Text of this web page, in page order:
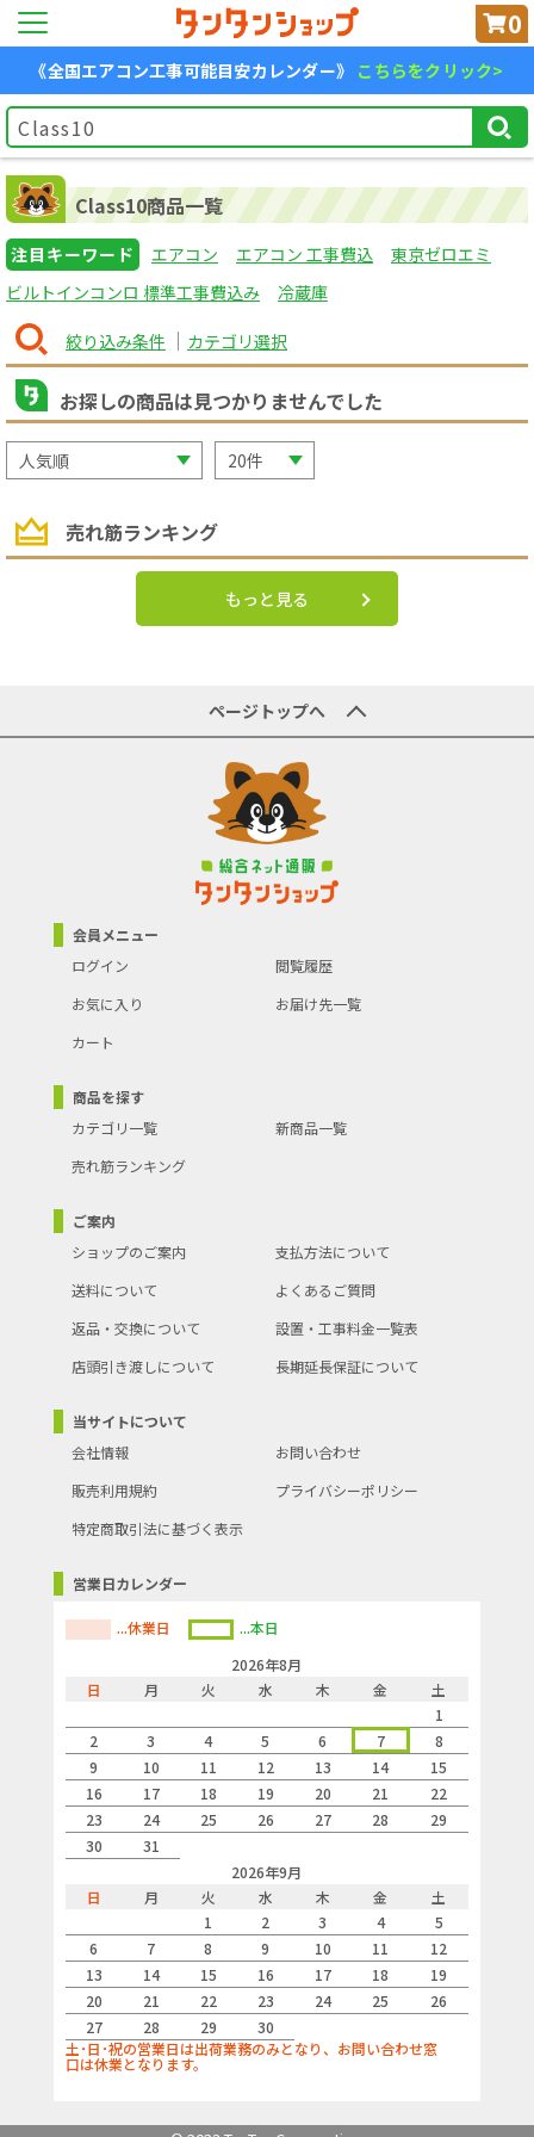
0
《全国エアコン工事可能目安カレンダー》 こちらをクリック>
Class10商品一覧
注目キーワード エアコン エアコン 工事費込
東京ゼロエミ
ビルトインコンロ 標準工事費込み
冷蔵庫
絞り込み条件 カテゴリ選択
お探しの商品は見つかりませんでした
売れ筋ランキング
もっと見る
ページトップへ
会員メニュー
ログイン
閲覧履歴
お気に入り
お届け先一覧
カート
商品を探す
カテゴリ一覧
新商品一覧
売れ筋ランキング
ご案内
ショップのご案内
支払方法について
送料について
よくあるご質問
返品・交換について
設置・工事料金一覧表
店頭引き渡しについて
長期延長保証について
当サイトについて
会社情報
お問い合わせ
販売利用規約
プライバシーポリシー
特定商取引法に基づく表示
営業日カレンダー
...休業日
...本日
2026年8月
日
月 火 水 木 金
土
1
2
3 4 5 6 7
8
9
10 11 12 13 14
15
16
17 18 19 20 21
22
23
24 25 26 27 28
29
30
31
2026年9月
日
月 火 水 木 金
土
1
2 3 4
5
6
7 8 9 10 11
12
13
14 15 16 17 18
19
20
21 22 23 24 25
26
27
28 29
30
土･日･祝の営業日は出荷業務のみとなり、お問い合わせ窓
口は休業となります。